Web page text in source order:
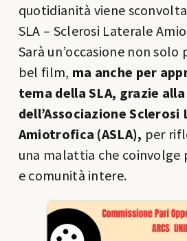
quotidianità viene
SLA – Sclerosi Laterale
Sarà un’occasione non solo
bel film, ma anche per
tema della SLA, grazie
dell’Associazione Sclerosi
Amiotrofica (ASLA), per
una malattia che coinvolge
e comunità intere.